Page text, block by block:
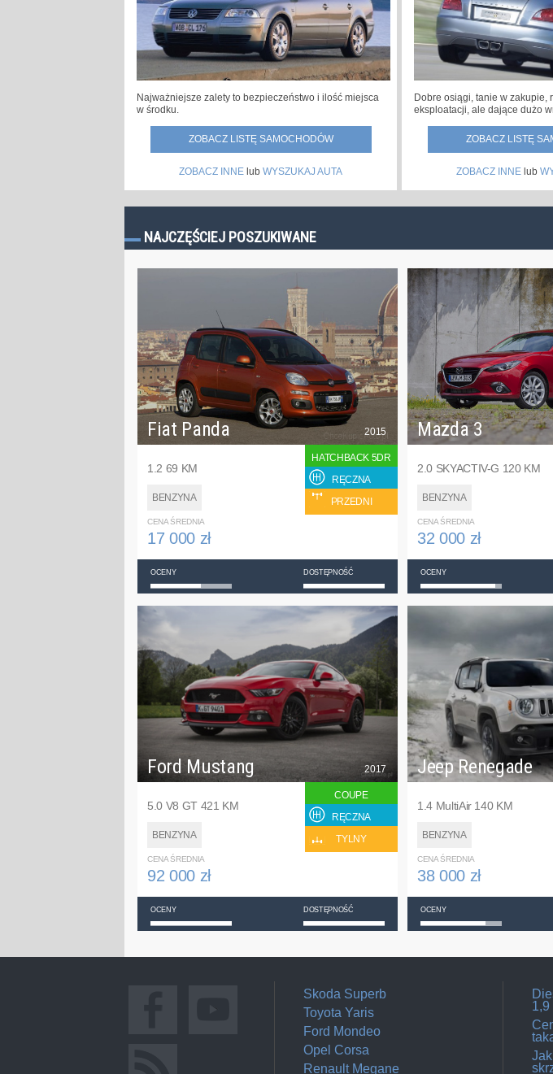
Najważniejsze zalety to bezpieczeństwo i ilość miejsca
w środku.
ZOBACZ LISTĘ SAMOCHODÓW
ZOBACZ INNE lub WYSZUKAJ AUTA
Dobre osiągi, tanie w zakupie,
eksploatacji, ale dające dużo
ZOBACZ LISTĘ
ZOBACZ INNE lub
NAJCZĘŚCIEJ POSZUKIWANE
Fiat Panda
1.2 69 KM
BENZYNA
2015
HATCHBACK 5DR
RĘCZNA
PRZEDNI
CENA ŚREDNIA
17 000 zł
OCENY DOSTĘPNOŚĆ
Mazda 3
2.0 SKYACTIV-G 120 KM
BENZYNA
CENA ŚREDNIA
32 000 zł
OCENY
Ford Mustang
5.0 V8 GT 421 KM
BENZYNA
2017
COUPE
RĘCZNA
TYLNY
CENA ŚREDNIA
92 000 zł
OCENY DOSTĘPNOŚĆ
Jeep Renegade
1.4 MultiAir 140 KM
BENZYNA
CENA ŚREDNIA
38 000 zł
OCENY
Skoda Superb
Toyota Yaris
Ford Mondeo
Opel Corsa
Renault Megane
1,9